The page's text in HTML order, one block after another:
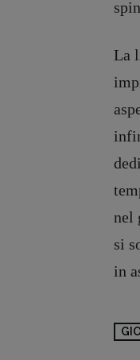
– Associazione Pulp
La
nel
si
in